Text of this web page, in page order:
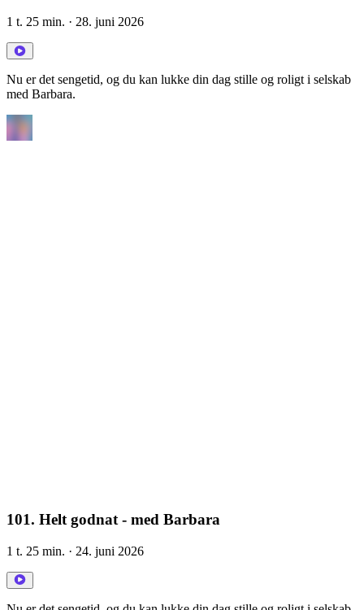
1 t. 25 min. · 28. juni 2026
Nu er det sengetid, og du kan lukke din dag stille og roligt i selskab
med Barbara.
101. Helt godnat - med Barbara
1 t. 25 min. · 24. juni 2026